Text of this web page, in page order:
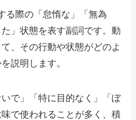
る際の「怠惰な」「無為
」状態を表す副詞です。動
、その行動や状態がどのよ
説明します。
で」「特に目的なく」「ぼ
で使われることが多く、積